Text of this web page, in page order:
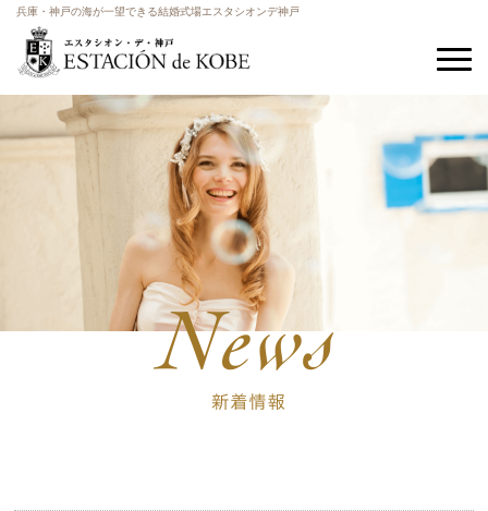
兵庫・神戸の海が一望できる結婚式場エスタシオンデ神戸